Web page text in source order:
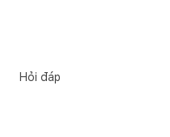
Hỏi đáp